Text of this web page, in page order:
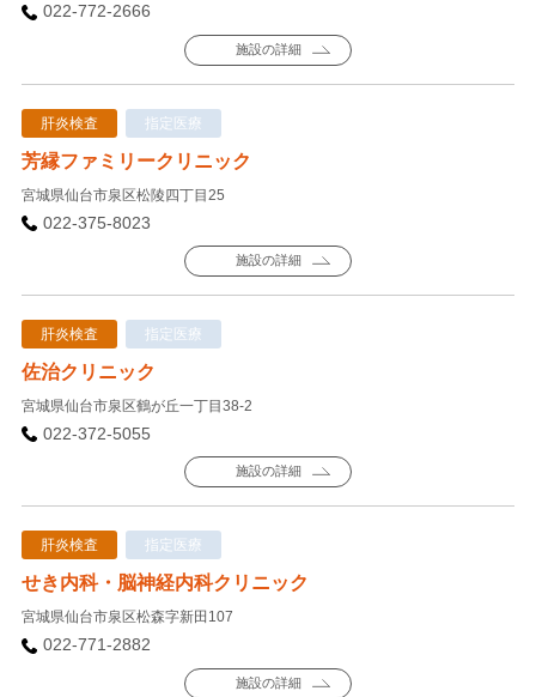
022-772-2666
施設の詳細
肝炎検査 指定医療
芳縁ファミリークリニック
宮城県仙台市泉区松陵四丁目25
022-375-8023
施設の詳細
肝炎検査 指定医療
佐治クリニック
宮城県仙台市泉区鶴が丘一丁目38-2
022-372-5055
施設の詳細
肝炎検査 指定医療
せき内科・脳神経内科クリニック
宮城県仙台市泉区松森字新田107
022-771-2882
施設の詳細